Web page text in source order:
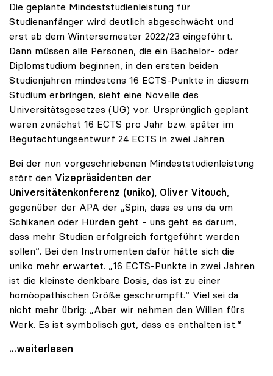
Die geplante Mindeststudienleistung für
Studienanfänger wird deutlich abgeschwächt und
erst ab dem Wintersemester 2022/23 eingeführt.
Dann müssen alle Personen, die ein Bachelor- oder
Diplomstudium beginnen, in den ersten beiden
Studienjahren mindestens 16 ECTS-Punkte in diesem
Studium erbringen, sieht eine Novelle des
Universitätsgesetzes (UG) vor. Ursprünglich geplant
waren zunächst 16 ECTS pro Jahr bzw. später im
Begutachtungsentwurf 24 ECTS in zwei Jahren.
Bei der nun vorgeschriebenen Mindeststudienleistung
stört den Vizepräsidenten der
Universitätenkonferenz (uniko), Oliver Vitouch,
gegenüber der APA der „Spin, dass es uns da um
Schikanen oder Hürden geht - uns geht es darum,
dass mehr Studien erfolgreich fortgeführt werden
sollen“. Bei den Instrumenten dafür hätte sich die
uniko mehr erwartet. „16 ECTS-Punkte in zwei Jahren
ist die kleinste denkbare Dosis, das ist zu einer
homöopathischen Größe geschrumpft.“ Viel sei da
nicht mehr übrig: „Aber wir nehmen den Willen fürs
Werk. Es ist symbolisch gut, dass es enthalten ist.“
uniko-Vize Vitouch zu 16 ECTS-Punkten: „Kleinste
...weiterlesen